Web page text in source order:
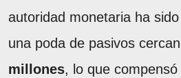
autoridad monetaria ha
una poda de pasivos
millones, lo que